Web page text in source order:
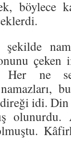
böylece
Her ne
idi.